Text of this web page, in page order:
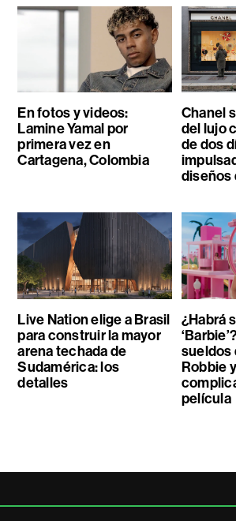
En fotos y videos:
Lamine Yamal por
primera vez en
Cartagena, Colombia
Chanel
del lujo
de dos
diseños
Live Nation elige a Brasil
para construir la mayor
arena techada de
Sudamérica: los
detalles
¿Habrá
sueldos
Robbie
película